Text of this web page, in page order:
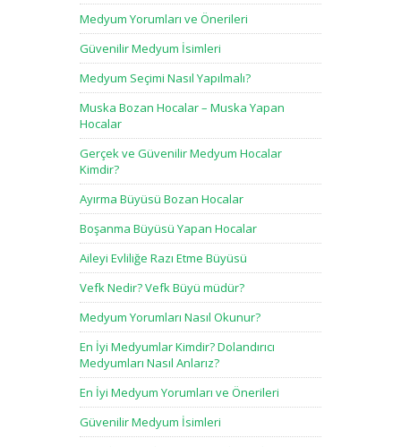
Medyum Yorumları ve Önerileri
Güvenilir Medyum İsimleri
Medyum Seçimi Nasıl Yapılmalı?
Muska Bozan Hocalar – Muska Yapan
Hocalar
Gerçek ve Güvenilir Medyum Hocalar
Kimdir?
Ayırma Büyüsü Bozan Hocalar
Boşanma Büyüsü Yapan Hocalar
Aileyi Evliliğe Razı Etme Büyüsü
Vefk Nedir? Vefk Büyü müdür?
Medyum Yorumları Nasıl Okunur?
En İyi Medyumlar Kimdir? Dolandırıcı
Medyumları Nasıl Anlarız?
En İyi Medyum Yorumları ve Önerileri
Güvenilir Medyum İsimleri